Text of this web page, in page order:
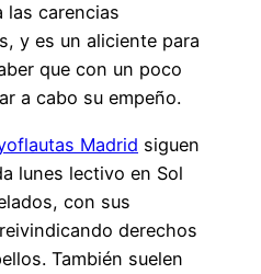
las carencias
y es un aliciente para
que con un poco
a cabo su empeño.
Madrid siguen
lunes lectivo en Sol
con sus
derechos
También suelen